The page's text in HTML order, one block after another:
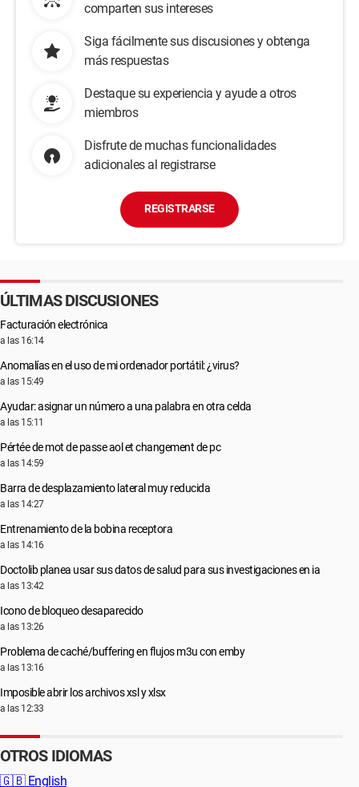
comparten sus intereses
Siga fácilmente sus discusiones y obtenga
más respuestas
Destaque su experiencia y ayude a otros
miembros
Disfrute de muchas funcionalidades
adicionales al registrarse
REGISTRARSE
ÚLTIMAS DISCUSIONES
Facturación electrónica
a las 16:14
Anomalías en el uso de mi ordenador portátil: ¿virus?
a las 15:49
Ayudar: asignar un número a una palabra en otra celda
a las 15:11
Pértée de mot de passe aol et changement de pc
a las 14:59
Barra de desplazamiento lateral muy reducida
a las 14:27
Entrenamiento de la bobina receptora
a las 14:16
Doctolib planea usar sus datos de salud para sus investigaciones en ia
a las 13:42
Icono de bloqueo desaparecido
a las 13:26
Problema de caché/buffering en flujos m3u con emby
a las 13:16
Imposible abrir los archivos xsl y xlsx
a las 12:33
OTROS IDIOMAS
🇬🇧 English